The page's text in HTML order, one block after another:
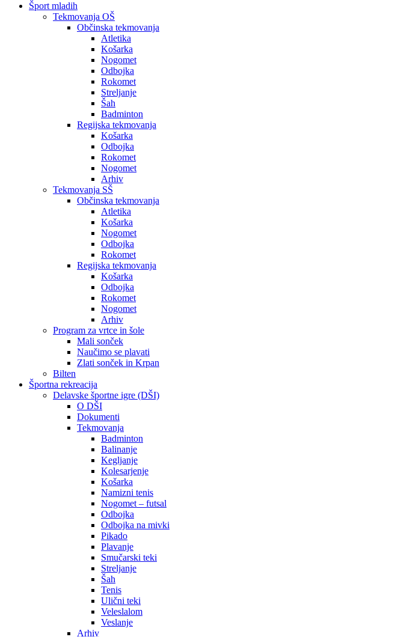
Šport mladih
Tekmovanja OŠ
Občinska tekmovanja
Atletika
Košarka
Nogomet
Odbojka
Rokomet
Streljanje
Šah
Badminton
Regijska tekmovanja
Košarka
Odbojka
Rokomet
Nogomet
Arhiv
Tekmovanja SŠ
Občinska tekmovanja
Atletika
Košarka
Nogomet
Odbojka
Rokomet
Regijska tekmovanja
Košarka
Odbojka
Rokomet
Nogomet
Arhiv
Program za vrtce in šole
Mali sonček
Naučimo se plavati
Zlati sonček in Krpan
Bilten
Športna rekreacija
Delavske športne igre (DŠI)
O DŠI
Dokumenti
Tekmovanja
Badminton
Balinanje
Kegljanje
Kolesarjenje
Košarka
Namizni tenis
Nogomet – futsal
Odbojka
Odbojka na mivki
Pikado
Plavanje
Smučarski teki
Streljanje
Šah
Tenis
Ulični teki
Veleslalom
Veslanje
Arhiv